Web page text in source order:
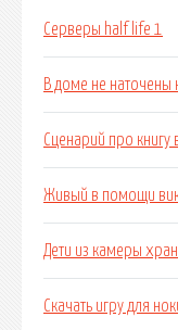
Серверы half life 1
В доме не наточены
Сценарий про книгу
Живый в помощи
Дети из камеры
Скачать игру для